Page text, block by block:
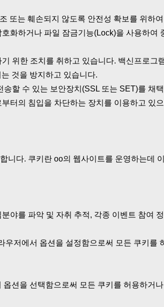
또는 훼손되지 않도록 안전성 확보를 위하
화하거나 파일 잠금기능(Lock)을 사용하여
위한 조치를 취하고 있습니다. 백신프로그
것을 방지하고 있습니다.
할 수 있는 보안장치(SSL 또는 SET)를 채
터의 침입을 차단하는 장치를 이용하고 있
니다. 쿠키란 oo의 웹사이트를 운영하는데
야를 파악 및 자취 추적, 각종 이벤트 참여
저에서 옵션을 설정함으로써 모든 쿠키를
션을 선택함으로써 모든 쿠키를 허용하거